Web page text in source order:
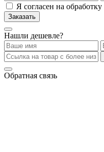
Я согласен на обработку
Заказать
Нашли дешевле?
Обратная связь